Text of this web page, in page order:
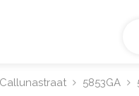
Callunastraat 5853GA